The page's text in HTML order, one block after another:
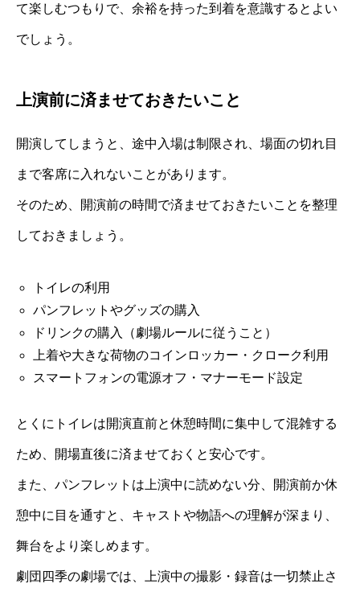
て楽しむつもりで、余裕を持った到着を意識するとよい
でしょう。
上演前に済ませておきたいこと
開演してしまうと、途中入場は制限され、場面の切れ目
まで客席に入れないことがあります。
そのため、開演前の時間で済ませておきたいことを整理
しておきましょう。
トイレの利用
パンフレットやグッズの購入
ドリンクの購入（劇場ルールに従うこと）
上着や大きな荷物のコインロッカー・クローク利用
スマートフォンの電源オフ・マナーモード設定
とくにトイレは開演直前と休憩時間に集中して混雑する
ため、開場直後に済ませておくと安心です。
また、パンフレットは上演中に読めない分、開演前か休
憩中に目を通すと、キャストや物語への理解が深まり、
舞台をより楽しめます。
劇団四季の劇場では、上演中の撮影・録音は一切禁止さ